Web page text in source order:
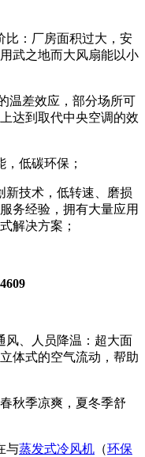
比：厂房面积过大，安
武之地而大风扇能以小
温差效应，部分场所可
达到取代中央空调的效
低碳环保；
新技术，低转速、磨损
务经验，拥有大量应用
解决方案；
风、人员降温：超大面
体式的空气流动，帮助
秋季凉爽，夏冬季舒
与蒸发式冷风机 （环保